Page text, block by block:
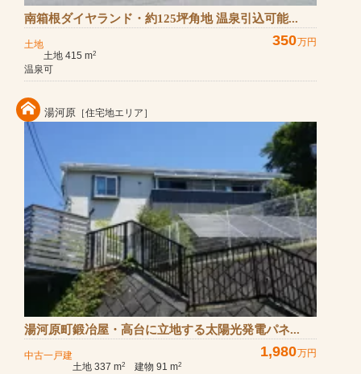
南箱根ダイヤランド・約125坪角地 温泉引込可能...
土地 350万円
土地 415 m2
温泉可
湯河原 ［住宅地エリア］
湯河原町鍛冶屋・高台に立地する太陽光発電パネ...
中古一戸建 1,980万円
土地 337 m2 建物 91 m2